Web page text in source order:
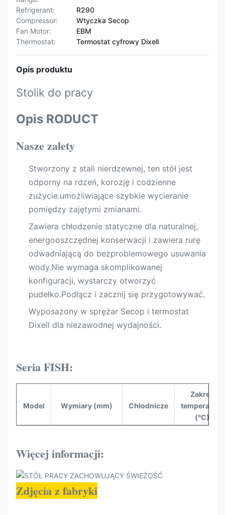
Refrigerant:
R290
Compressor:
Wtyczka Secop
Fan Motor:
EBM
Thermostat:
Termostat cyfrowy Dixell
Opis produktu
Stolik do pracy
Opis RODUCT
Nasze zalety
Stworzony z stali nierdzewnej, ten stół jest
odporny na rdzeń, korozję i codzienne
zużycie.umożliwiające szybkie wycieranie
pomiędzy zajętymi zmianami.
Zawiera chłodzenie statyczne dla naturalnej,
energooszczędnej konserwacji i zawiera rurę
odwadniającą do bezproblemowego usuwania
wody.Nie wymaga skomplikowanej
konfiguracji, wystarczy otworzyć
pudełko.Podłącz i zacznij się przygotowywać.
Wyposażony w sprężar Secop i termostat
Dixell dla niezawodnej wydajności.
Seria FISH:
Model Wymiary (mm) Chłodnicze
Zakres
temperatury
(°C)
200
250
2500*1000*1000 R290
Więcej informacji:
Zdjęcia z fabryki